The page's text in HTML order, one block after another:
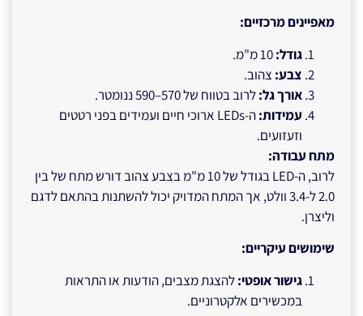
מאפיינים מרכזיים:
גודל:
צבע: צהוב.
אורך גל:לרוב בטווח של 570–590 ננומטר.
עמידות:
ה-LEDs ארוכי חיים ועמידים בפני רטטים
וזעזועים.
מתח עבודה:
לרוב, ה-LED בגודל של 10 מ"מ בצבע צהוב דורש מתח של בין
2.0 ל-3.4 וולט, אך המתח המדויק יכול להשתנות בהתאם לדגם
וליצרן.
שימושים עיקריים:
גישור אופטי:להצגת מצבים, הודעות או התראות
במכשירים אלקטרוניים.